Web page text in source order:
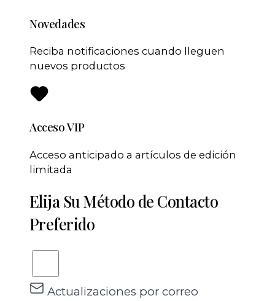
Novedades
Reciba notificaciones cuando lleguen
nuevos productos
Acceso VIP
Acceso anticipado a artículos de edición
limitada
Elija Su Método de Contacto
Preferido
Actualizaciones por correo